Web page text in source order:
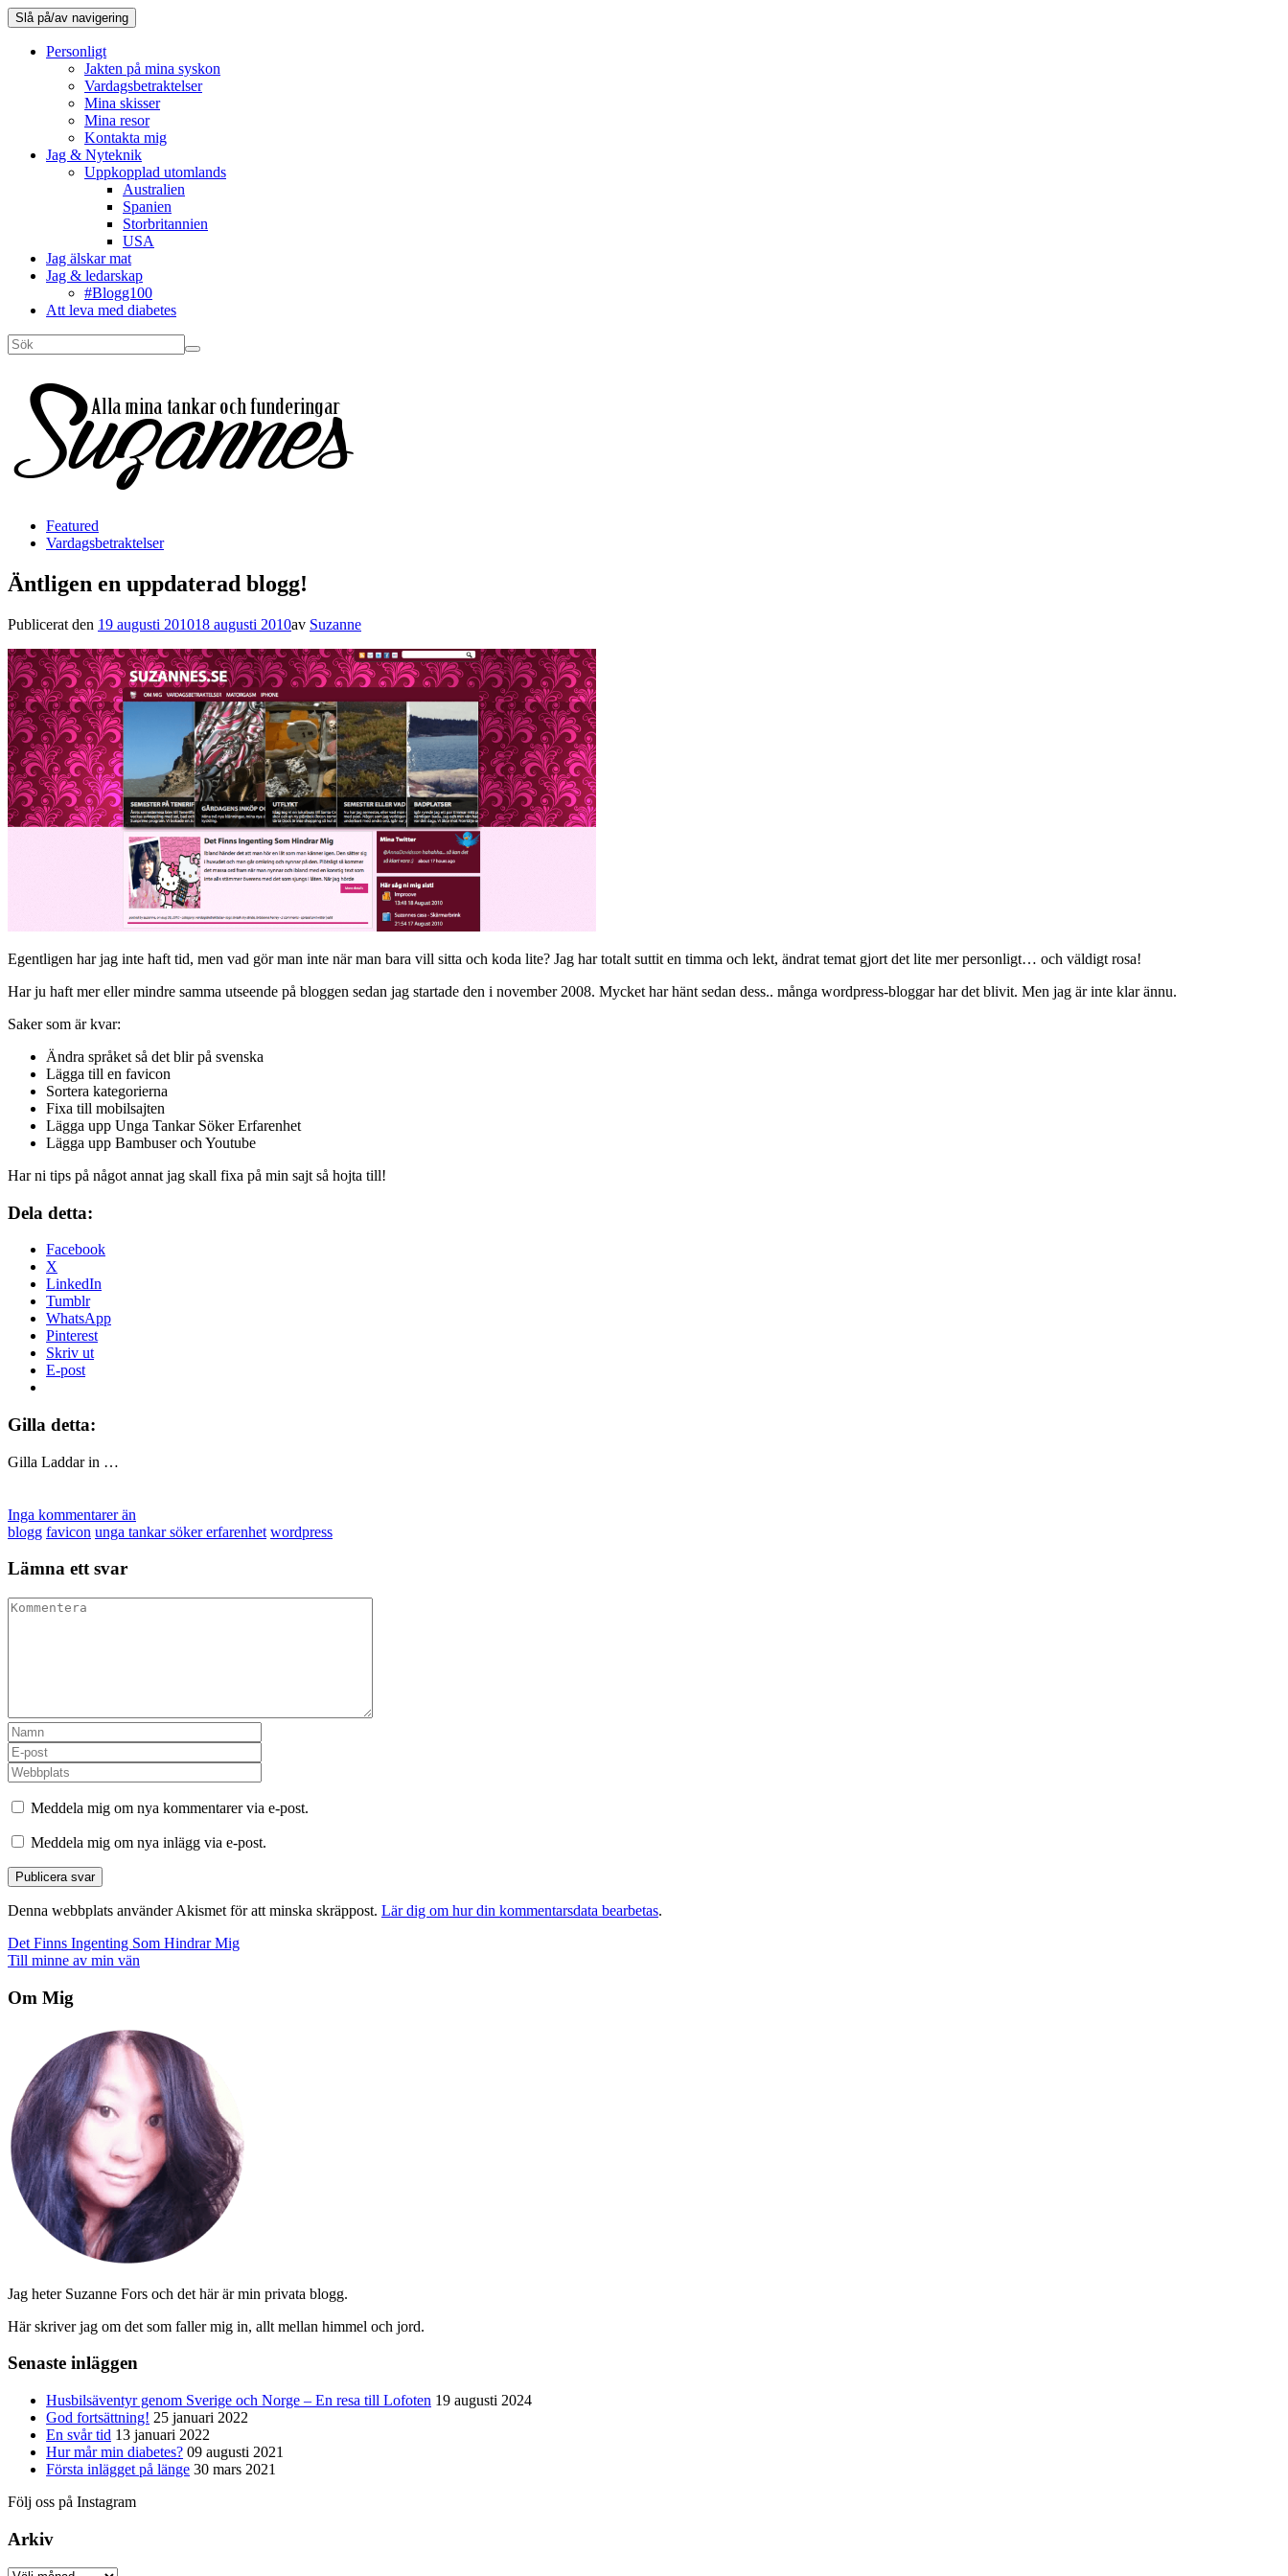
Slå på/av navigering
Personligt
Jakten på mina syskon
Vardagsbetraktelser
Mina skisser
Mina resor
Kontakta mig
Jag & Nyteknik
Uppkopplad utomlands
Australien
Spanien
Storbritannien
USA
Jag älskar mat
Jag & ledarskap
#Blogg100
Att leva med diabetes
Featured
Vardagsbetraktelser
Äntligen en uppdaterad blogg!
Publicerat den 19 augusti 201018 augusti 2010av Suzanne
Egentligen har jag inte haft tid, men vad gör man inte när man bara vill sitta och koda lite? Jag har totalt suttit en timma och lekt, ändrat temat gjort det lite mer personligt… och väldigt rosa!
Har ju haft mer eller mindre samma utseende på bloggen sedan jag startade den i november 2008. Mycket har hänt sedan dess.. många wordpress-bloggar har det blivit. Men jag är inte klar ännu.
Saker som är kvar:
Ändra språket så det blir på svenska
Lägga till en favicon
Sortera kategorierna
Fixa till mobilsajten
Lägga upp Unga Tankar Söker Erfarenhet
Lägga upp Bambuser och Youtube
Har ni tips på något annat jag skall fixa på min sajt så hojta till!
Dela detta:
Facebook
X
LinkedIn
Tumblr
WhatsApp
Pinterest
Skriv ut
E-post
Gilla detta:
Gilla Laddar in …
Inga kommentarer än
blogg favicon unga tankar söker erfarenhet wordpress
Lämna ett svar
Meddela mig om nya kommentarer via e-post.
Meddela mig om nya inlägg via e-post.
Denna webbplats använder Akismet för att minska skräppost. Lär dig om hur din kommentarsdata bearbetas.
Inläggsnavigering
Det Finns Ingenting Som Hindrar Mig
Till minne av min vän
Om Mig
Jag heter Suzanne Fors och det här är min privata blogg.
Här skriver jag om det som faller mig in, allt mellan himmel och jord.
Senaste inläggen
Husbilsäventyr genom Sverige och Norge – En resa till Lofoten 19 augusti 2024
God fortsättning! 25 januari 2022
En svår tid 13 januari 2022
Hur mår min diabetes? 09 augusti 2021
Första inlägget på länge 30 mars 2021
Följ oss på Instagram
Arkiv